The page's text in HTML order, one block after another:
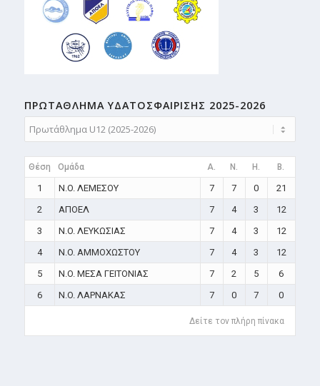
ΠΡΩΤΑΘΛΗMA ΥΔΑΤΟΣΦΑΙΡΙΣΗΣ 2025-2026
Θέση Ομάδα A. N. H. B.
1 N.O. ΛΕΜΕΣΟΥ 7 7 0
21
2
ΑΠΟΕΛ 7 4 3
12
3
N.O. ΛΕΥΚΩΣΙΑΣ 7 4 3
12
4
N.O. ΑΜΜΟΧΩΣΤΟΥ 7 4 3
12
5
N.O. ΜΕΣΑ ΓΕΙΤΟΝΙΑΣ 7 2 5
6
6
N.O. ΛΑΡΝΑΚΑΣ 7 0 7 0
Δείτε τον πλήρη πίνακα